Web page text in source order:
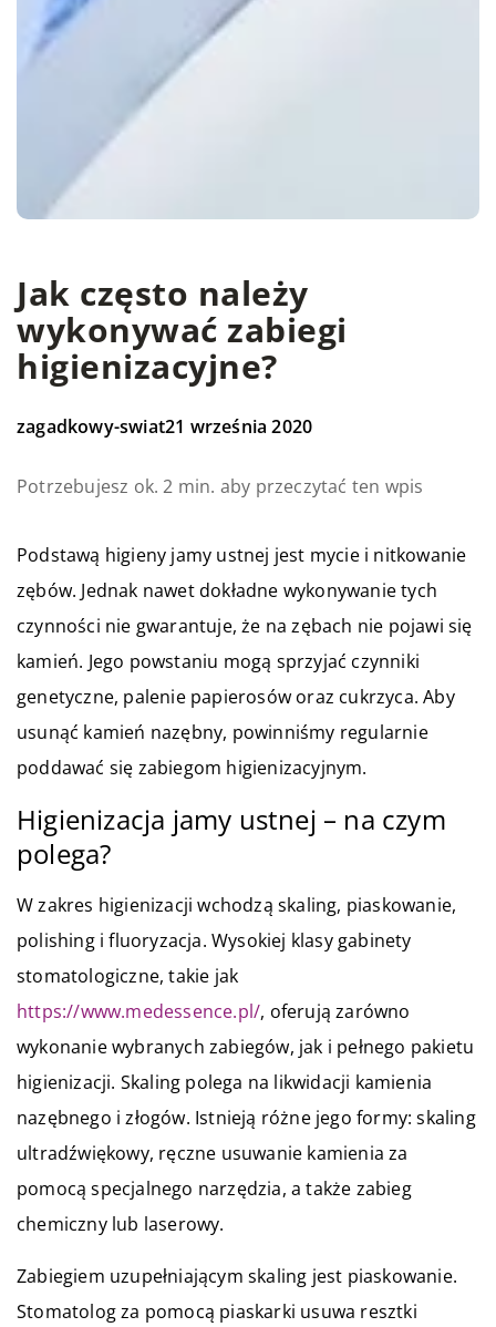
Jak często należy
wykonywać zabiegi
higienizacyjne?
zagadkowy-swiat21 września 2020
Potrzebujesz ok. 2 min. aby przeczytać ten wpis
Podstawą higieny jamy ustnej jest mycie i nitkowanie
zębów. Jednak nawet dokładne wykonywanie tych
czynności nie gwarantuje, że na zębach nie pojawi się
kamień. Jego powstaniu mogą sprzyjać czynniki
genetyczne, palenie papierosów oraz cukrzyca. Aby
usunąć kamień nazębny, powinniśmy regularnie
poddawać się zabiegom higienizacyjnym.
Higienizacja jamy ustnej – na czym
polega?
W zakres higienizacji wchodzą skaling, piaskowanie,
polishing i fluoryzacja. Wysokiej klasy gabinety
stomatologiczne, takie jak
https://www.medessence.pl/, oferują zarówno
wykonanie wybranych zabiegów, jak i pełnego pakietu
higienizacji. Skaling polega na likwidacji kamienia
nazębnego i złogów. Istnieją różne jego formy: skaling
ultradźwiękowy, ręczne usuwanie kamienia za
pomocą specjalnego narzędzia, a także zabieg
chemiczny lub laserowy.
Zabiegiem uzupełniającym skaling jest piaskowanie.
Stomatolog za pomocą piaskarki usuwa resztki